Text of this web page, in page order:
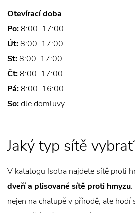
Otevírací doba
Po:8:00–17:00
Út:8:00–17:00
St:8:00–17:00
Čt:8:00–17:00
Pá:8:00–16:00
So:dle domluvy
Jaký typ sítě
V katalogu Isotra najdete sítě proti
dveří a plisované sítě proti hmyzu
nejen na chalupě v přírodě, ale hodí